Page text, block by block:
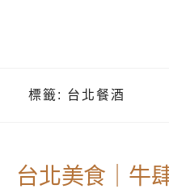
標籤: 台北餐酒
台北美食｜牛